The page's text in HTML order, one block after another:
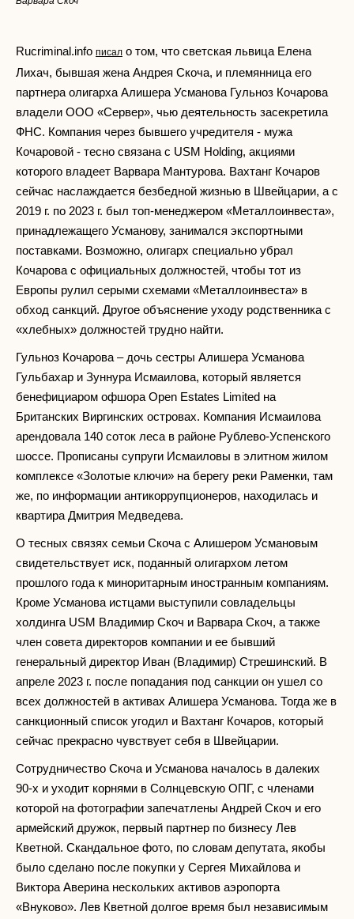
Rucriminal.info писал о том, что светская львица Елена
Лихач, бывшая жена Андрея Скоча, и племянница его
партнера олигарха Алишера Усманова Гульноз Кочарова
владели ООО «Сервер», чью деятельность засекретила
ФНС. Компания через бывшего учредителя - мужа
Кочаровой - тесно связана с USM Holding, акциями
которого владеет Варвара Мантурова. Вахтанг Кочаров
сейчас наслаждается безбедной жизнью в Швейцарии, а с
2019 г. по 2023 г. был топ-менеджером «Металлоинвеста»,
принадлежащего Усманову, занимался экспортными
поставками. Возможно, олигарх специально убрал
Кочарова с официальных должностей, чтобы тот из
Европы рулил серыми схемами «Металлоинвеста» в
обход санкций. Другое объяснение уходу родственника с
«хлебных» должностей трудно найти.
Гульноз Кочарова – дочь сестры Алишера Усманова
Гульбахар и Зуннура Исмаилова, который является
бенефициаром офшора Open Estates Limited на
Британских Виргинских островах. Компания Исмаилова
арендовала 140 соток леса в районе Рублево-Успенского
шоссе. Прописаны супруги Исмаиловы в элитном жилом
комплексе «Золотые ключи» на берегу реки Раменки, там
же, по информации антикоррупционеров, находилась и
квартира Дмитрия Медведева.
О тесных связях семьи Скоча с Алишером Усмановым
свидетельствует иск, поданный олигархом летом
прошлого года к миноритарным иностранным компаниям.
Кроме Усманова истцами выступили совладельцы
холдинга USM Владимир Скоч и Варвара Скоч, а также
член совета директоров компании и ее бывший
генеральный директор Иван (Владимир) Стрешинский. В
апреле 2023 г. после попадания под санкции он ушел со
всех должностей в активах Алишера Усманова. Тогда же в
санкционный список угодил и Вахтанг Кочаров, который
сейчас прекрасно чувствует себя в Швейцарии.
Сотрудничество Скоча и Усманова началось в далеких
90-х и уходит корнями в Солнцевскую ОПГ, с членами
которой на фотографии запечатлены Андрей Скоч и его
армейский дружок, первый партнер по бизнесу Лев
Кветной. Скандальное фото, по словам депутата, якобы
было сделано после покупки у Сергея Михайлова и
Виктора Аверина нескольких активов аэропорта
«Внуково». Лев Кветной долгое время был независимым